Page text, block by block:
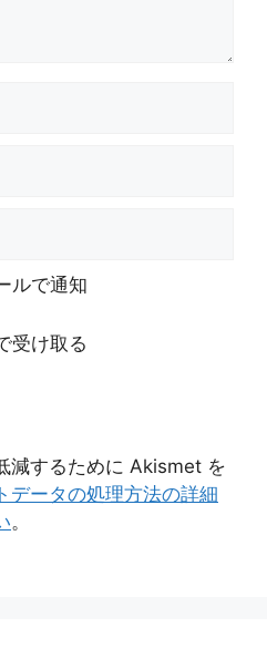
ルで通知
受け取る
減するために Akismet を
データの処理方法の詳細
。